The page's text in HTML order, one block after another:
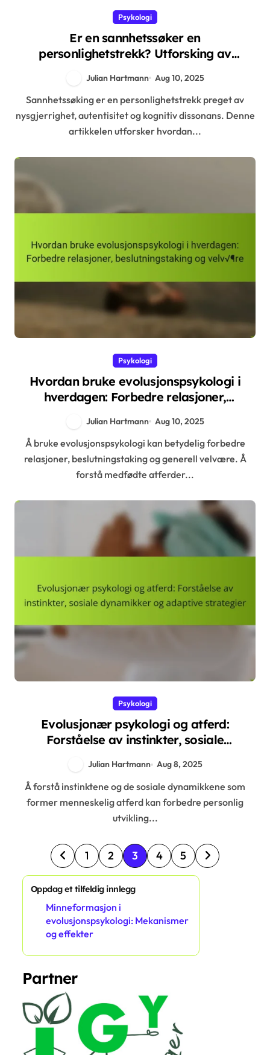
Psykologi
Er en sannhetssøker en
personlighetstrekk? Utforsking av
dissonans
Julian Hartmann Aug 10, 2025
Sannhetssøking er en personlighetstrekk preget av
nysgjerrighet, autentisitet og kognitiv dissonans. Denne
artikkelen utforsker hvordan...
Psykologi
Hvordan bruke evolusjonspsykologi i
hverdagen: Forbedre relasjoner,
Julian Hartmann Aug 10, 2025
Å bruke evolusjonspsykologi kan betydelig forbedre
relasjoner, beslutningstaking og generell velvære. Å
forstå medfødte atferder...
Psykologi
Evolusjonær psykologi og atferd:
Forståelse av instinkter, sosiale
Julian Hartmann Aug 8, 2025
Å forstå instinktene og de sosiale dynamikkene som
former menneskelig atferd kan forbedre personlig
utvikling...
P
o
s
t
s
p
a
g
i
n
1 2 3 4 5
Oppdag et tilfeldig innlegg
Minneformasjon i
evolusjonspsykologi: Mekanismer
og effekter
Partner